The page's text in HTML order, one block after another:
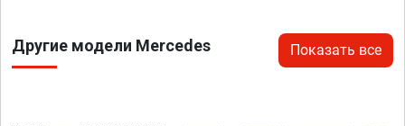
Другие модели Mercedes Показать все